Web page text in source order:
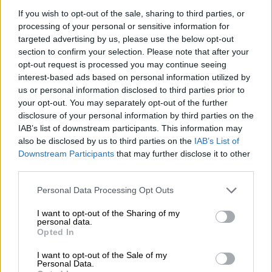
If you wish to opt-out of the sale, sharing to third parties, or
processing of your personal or sensitive information for
targeted advertising by us, please use the below opt-out
section to confirm your selection. Please note that after your
opt-out request is processed you may continue seeing
interest-based ads based on personal information utilized by
us or personal information disclosed to third parties prior to
your opt-out. You may separately opt-out of the further
disclosure of your personal information by third parties on the
IAB’s list of downstream participants. This information may
also be disclosed by us to third parties on the IAB’s List of
Downstream Participants that may further disclose it to other
Please note that this website/app uses one or more Google
not limited to your visit or usage behaviour. You may click to
grant or deny consent to Google and its third-party tags to
use your data for below specified purposes in below Google
consent section.
Personal Data Processing Opt Outs
I want to opt-out of the Sharing of my
personal data.
Opted In
I want to opt-out of the Sale of my
Personal Data.
ΔΙΑΒΑΣΤΕ ΕΠΙΣΗΣ
Ελλάδα|24.11.2021 18:35
Κορονοϊός: Αυξήθηκαν τα κρούσματα
στα παιδιά από 4 έως 18 ετών - Τα
στοιχεία του ΕΟΔΥ
Ελλάδα|24.11.2021 17:37
Κορονοϊός: 1.826 κρούσματα στην
Αττική, 1.200 στη Θεσσαλονίκη - Η
κατανομή
Κόσμος 24.11.2021 15:40
Γαλλία: Νέα μέτρα ανακοινώνει αύριο
η κυβέρνηση για τον περιορισμό της
πανδημίας